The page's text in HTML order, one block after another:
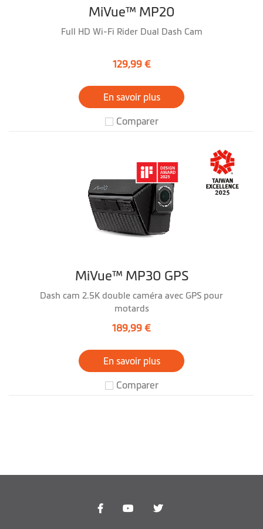
MiVue™ MP20
Full HD Wi-Fi Rider Dual Dash Cam
129,99 €
En savoir plus
Comparer
MiVue™ MP30 GPS
Dash cam 2.5K double caméra avec GPS pour
motards
189,99 €
En savoir plus
Comparer